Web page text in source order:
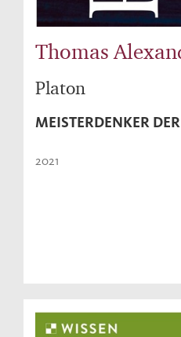
Thomas
Platon
MEISTERDENKER
2021